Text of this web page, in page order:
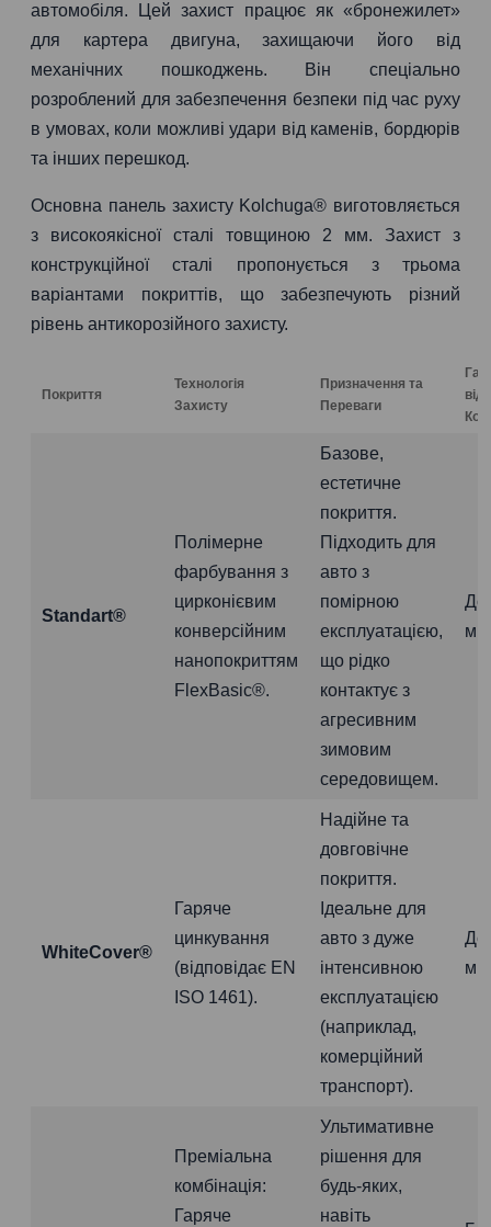
автомобіля. Цей захист працює як «бронежилет»
для картера двигуна, захищаючи його від
механічних пошкоджень. Він спеціально
розроблений для забезпечення безпеки під час руху
в умовах, коли можливі удари від каменів, бордюрів
та інших перешкод.
Основна панель захисту Kolchuga® виготовляється
з високоякісної сталі товщиною 2 мм. Захист з
конструкційної сталі пропонується з трьома
варіантами покриттів, що забезпечують різний
рівень антикорозійного захисту.
Покриття
Технологія
Захисту
Призначення та
Переваги
від
Standart®
Полімерне
фарбування з
цирконієвим
конверсійним
нанопокриттям
FlexBasic®.
Базове,
естетичне
покриття.
Підходить для
авто з
помірною
експлуатацією,
що рідко
контактує з
агресивним
зимовим
середовищем.
До
WhiteCover®
Гаряче
цинкування
(відповідає EN
ISO 1461).
Надійне та
довговічне
покриття.
Ідеальне для
авто з дуже
інтенсивною
експлуатацією
(наприклад,
комерційний
транспорт).
До
Преміальна
комбінація:
Гаряче
Ультимативне
рішення для
будь-яких,
навіть